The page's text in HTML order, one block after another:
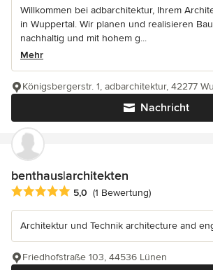
Willkommen bei adbarchitektur, Ihrem
in Wuppertal. Wir planen und realisieren
nachhaltig und mit hohem g...
Mehr
Nachricht
Königsbergerstr. 1, adbarchitektur, 42277
benthaus|architekten
Durchschnittliche Bewertung: 5 von 5
5,0 (1 Bewertung)
Architektur und Technik architecture and
Friedhofstraße 103, 44536 Lünen